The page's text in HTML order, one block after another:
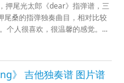
押尾光太郎《dear》指弹谱，三
尾桑的指弹独奏曲目，相对比较
个人很喜欢，很温馨的感觉。...
》 吉他独奏谱 图片谱